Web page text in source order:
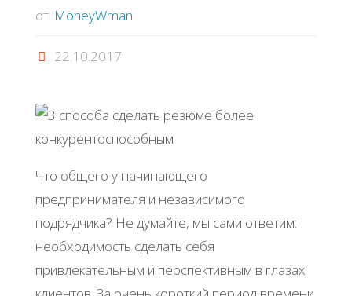
от MoneyWman
22.10.2017
Что общего у начинающего
предпринимателя и независимого
подрядчика? Не думайте, мы сами ответим:
необходимость сделать себя
привлекательным и перспективным в глазах